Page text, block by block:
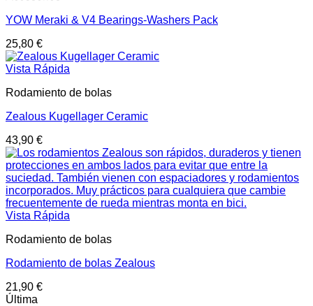
YOW Meraki & V4 Bearings-Washers Pack
25,80 €
Vista Rápida
Rodamiento de bolas
Zealous Kugellager Ceramic
43,90 €
Vista Rápida
Rodamiento de bolas
Rodamiento de bolas Zealous
21,90 €
Última